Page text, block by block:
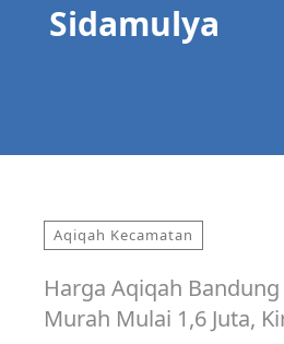
Sidamulya
Aqiqah Kecamatan
Harga Aqiqah
Murah Mulai 1,6 Juta,